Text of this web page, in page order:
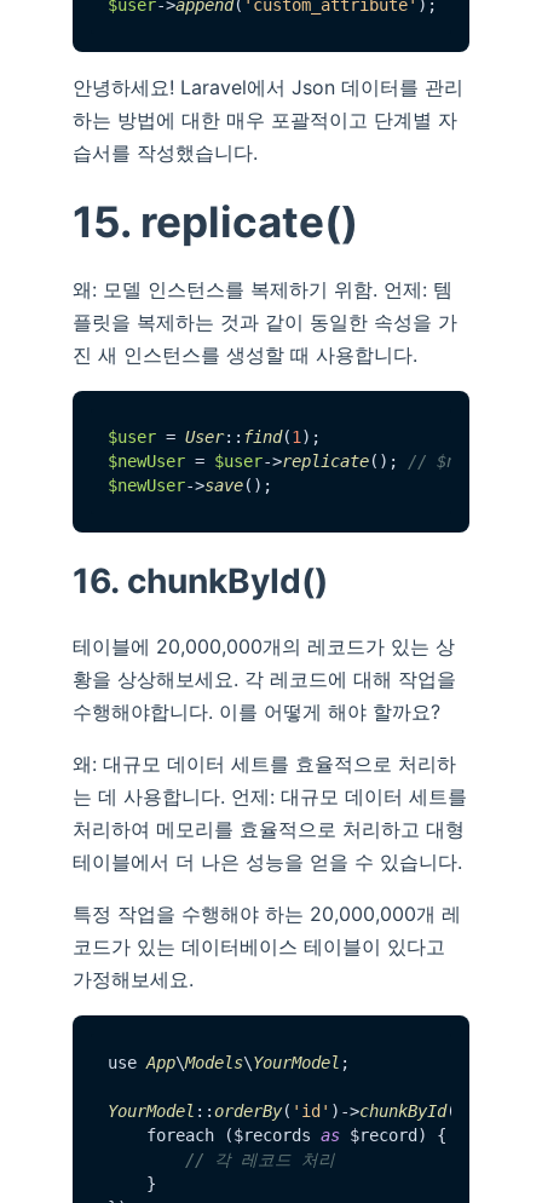
$user->append( 'custom_attribute'
안녕하세요! Laravel에서 Json 데이터를 관리
하는 방법에 대한 매우 포괄적이고 단계별 자
습서를 작성했습니다.
15. replicate()
왜: 모델 인스턴스를 복제하기 위함. 언제: 템
플릿을 복제하는 것과 같이 동일한 속성을 가
진 새 인스턴스를 생성할 때 사용합니다.
$user = User:: find(1
$newUser = $user->replicate(); // $newUser
$newUser->save
16. chunkById()
테이블에 20,000,000개의 레코드가 있는 상
황을 상상해보세요. 각 레코드에 대해 작업을
수행해야합니다. 이를 어떻게 해야 할까요?
왜: 대규모 데이터 세트를 효율적으로 처리하
는 데 사용합니다. 언제: 대규모 데이터 세트를
처리하여 메모리를 효율적으로 처리하고 대형
테이블에서 더 나은 성능을 얻을 수 있습니다.
특정 작업을 수행해야 하는 20,000,000개 레
코드가 있는 데이터베이스 테이블이 있다고
가정해보세요.
use App\Models\YourModel ;
YourModel ::orderBy( 'id' )->chunkById(
    foreach ($records
as $record) {
// 각 레코드 처리
    }